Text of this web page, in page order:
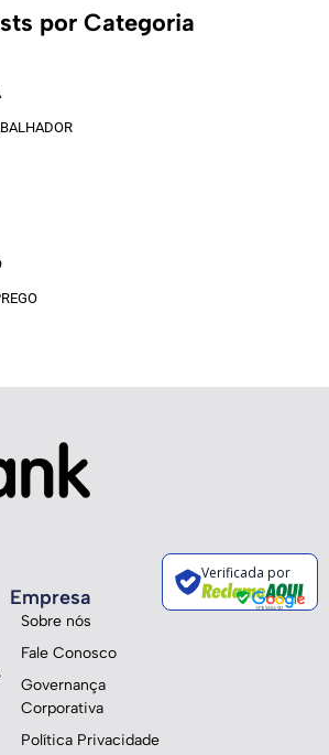
por Categoria
Empresa
Sobre nós
Fale Conosco
Governança
Corporativa
Política Privacidade
Verificada por